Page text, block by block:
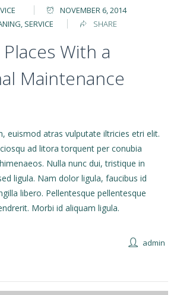
NOVEMBER 6, 2014
SERVICE SHARE
With a
Maintenance
euismod atras vulputate iltricies etri elit.
ad litora torquent per conubia
Nulla nunc dui, tristique in
ligula. Nam dolor ligula, faucibus id
libero. Pellentesque pellentesque
Morbi id aliquam ligula.
admin